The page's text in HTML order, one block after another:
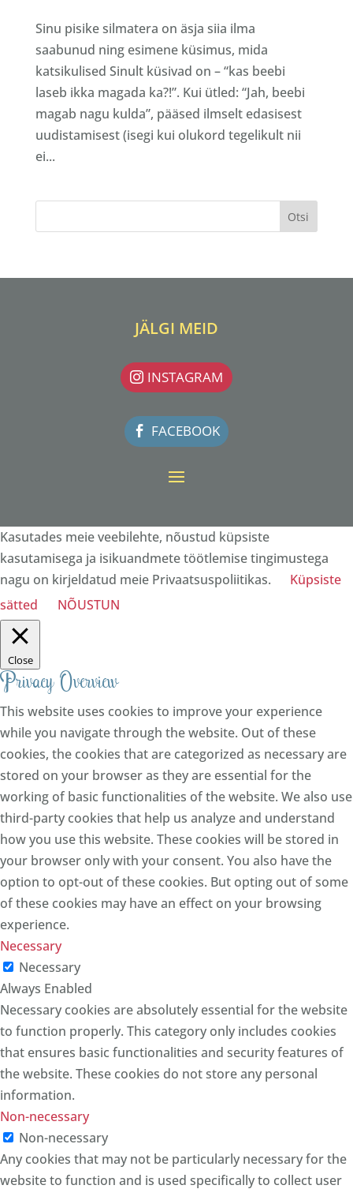
Sinu pisike silmatera on äsja siia ilma
saabunud ning esimene küsimus, mida
katsikulised Sinult küsivad on – “kas beebi
laseb ikka magada ka?!”. Kui ütled: “Jah, beebi
magab nagu kulda”, pääsed ilmselt edasisest
uudistamisest (isegi kui olukord tegelikult nii
ei...
JÄLGI MEID
INSTAGRAM
FACEBOOK
Kasutades meie veebilehte, nõustud küpsiste
kasutamisega ja isikuandmete töötlemise tingimustega
nagu on kirjeldatud meie Privaatsuspoliitikas.
Küpsiste
sätted
NÕUSTUN
Close
Privacy Overview
This website uses cookies to improve your experience
while you navigate through the website. Out of these
cookies, the cookies that are categorized as necessary are
stored on your browser as they are essential for the
working of basic functionalities of the website. We also use
third-party cookies that help us analyze and understand
how you use this website. These cookies will be stored in
your browser only with your consent. You also have the
option to opt-out of these cookies. But opting out of some
of these cookies may have an effect on your browsing
experience.
Necessary
Necessary
Always Enabled
Necessary cookies are absolutely essential for the website
to function properly. This category only includes cookies
that ensures basic functionalities and security features of
the website. These cookies do not store any personal
information.
Non-necessary
Non-necessary
Any cookies that may not be particularly necessary for the
website to function and is used specifically to collect user